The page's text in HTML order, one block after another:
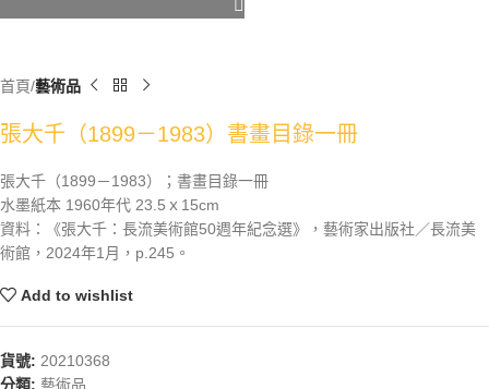
首頁 藝術品
張大千（1899－1983）書畫目錄一冊
張大千（1899－1983）；書畫目錄一冊
水墨紙本 1960年代 23.5ｘ15cm
資料：《張大千：長流美術館50週年紀念選》，藝術家出版社／長流美
術館，2024年1月，p.245。
Add to wishlist
貨號: 20210368
分類: 藝術品